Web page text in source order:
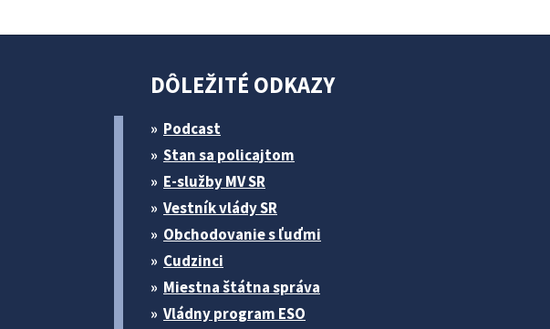
DÔLEŽITÉ ODKAZY
Podcast
Stan sa policajtom
E-služby MV SR
Vestník vlády SR
Obchodovanie s ľuďmi
Cudzinci
Miestna štátna správa
Vládny program ESO